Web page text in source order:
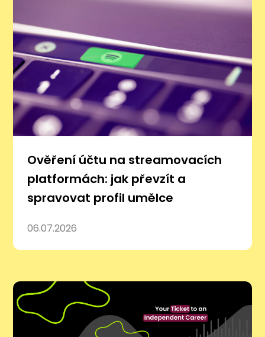
Ověření účtu na streamovacích
platformách: jak převzít a
spravovat profil umělce
06.07.2026